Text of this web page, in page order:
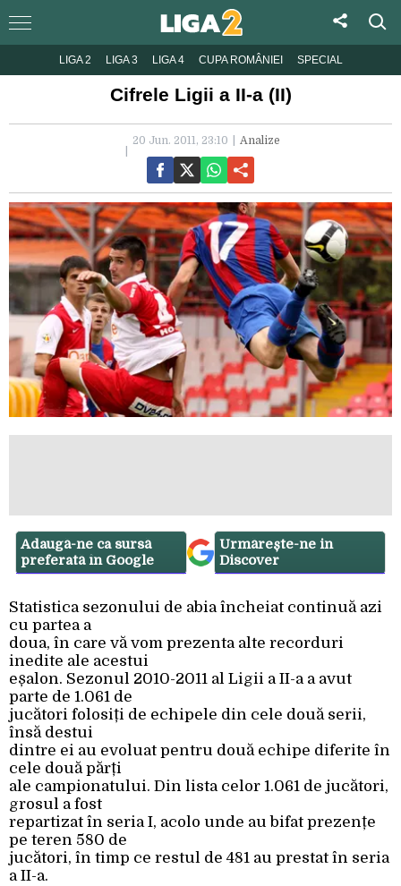
LIGA 2 LIGA 3 LIGA 4 CUPA ROMÂNIEI SPECIAL
Cifrele Ligii a II-a (II)
20 Jun. 2011, 23:10 Analize
Adaugă-ne ca sursă
preferată în Google
Urmărește-ne in
Discover
Statistica sezonului de abia încheiat continuă azi
cu partea a
doua, în care vă vom prezenta alte recorduri
inedite ale acestui
eșalon. Sezonul 2010-2011 al Ligii a II-a a avut
parte de 1.061 de
jucători folosiți de echipele din cele două serii,
însă destui
dintre ei au evoluat pentru două echipe diferite în
cele două părți
ale campionatului. Din lista celor 1.061 de jucători,
grosul a fost
repartizat în seria I, acolo unde au bifat prezențe
pe teren 580 de
jucători, în timp ce restul de 481 au prestat în seria
a II-a.